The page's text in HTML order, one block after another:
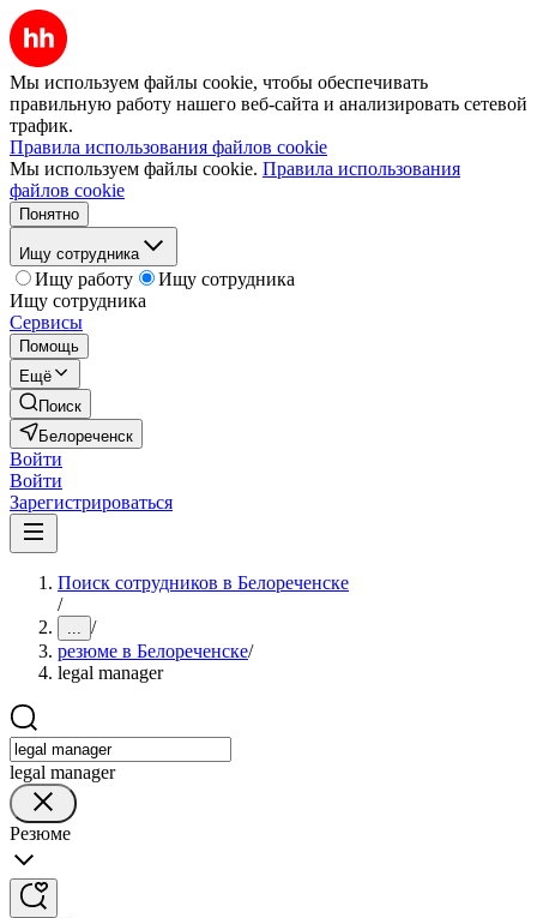
Мы используем файлы cookie, чтобы обеспечивать
правильную работу нашего веб-сайта и анализировать сетевой
трафик.
Правила использования файлов cookie
Мы используем файлы cookie. Правила использования
файлов cookie
Понятно
Ищу сотрудника
Ищу работу
Ищу сотрудника
Ищу сотрудника
Сервисы
Помощь
Ещё
Поиск
Белореченск
Войти
Войти
Зарегистрироваться
Поиск сотрудников в Белореченске
/
... /
резюме в Белореченске/
legal manager
legal manager
Резюме